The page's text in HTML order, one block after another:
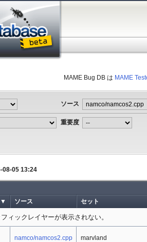
MAME Bug DB は MAME
ソース
重要度
08-05 13:24
▼
ソース セット
ィックレイヤーが表示されない。
namco/namcos2.cpp marvland